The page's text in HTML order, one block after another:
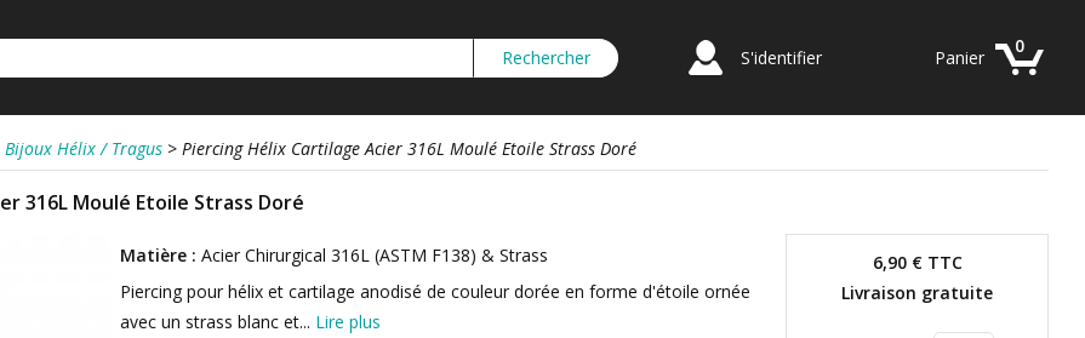
S'identifier
0
Panier
Bijoux Hélix / Tragus > Piercing Hélix Cartilage Acier 316L Moulé Etoile Strass Doré
316L Moulé Etoile Strass Doré
6,90 €TTC
Livraison gratuite
Matière : Acier Chirurgical 316L (ASTM F138) & Strass
Piercing pour hélix et cartilage anodisé de couleur dorée en forme d'étoile ornée
avec un strass blanc et... Lire plus